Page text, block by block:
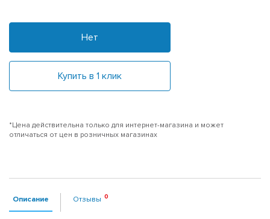
Нет
Купить в 1 клик
*Цена действительна только для интернет-магазина и может
отличаться от цен в розничных магазинах
Описание Отзывы